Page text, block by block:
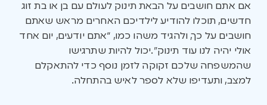
אם אתם חושבים על הבאת תינוק לעולם עם בן או בת זוג
חדשים, תוכלו להודיע לילדיכם האחרים מראש שאתם
חושבים על כך, ולהגיד משהו כמו, “אתם יודעים, יום אחד
אולי יהיה לנו עוד תינוק”.יכול להיות שתרגישו
שהמשפחה שלכם זקוקה לזמן נוסף כדי להתאקלם
למצב, ותעדיפו שלא לספר לאיש בהתחלה.